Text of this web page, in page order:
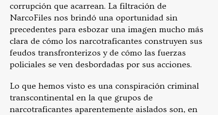
corrupción que acarrean. La filtración de
NarcoFiles nos brindó una oportunidad sin
precedentes para esbozar una imagen mucho más
clara de cómo los narcotraficantes construyen sus
feudos transfronterizos y de cómo las fuerzas
policiales se ven desbordadas por sus acciones.
Lo que hemos visto es una conspiración criminal
transcontinental en la que grupos de
narcotraficantes aparentemente aislados son, en